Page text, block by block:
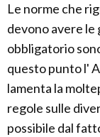
Le norme che
devono avere le
obbligatorio
questo punto l'
lamenta la
regole sulle
possibile dal